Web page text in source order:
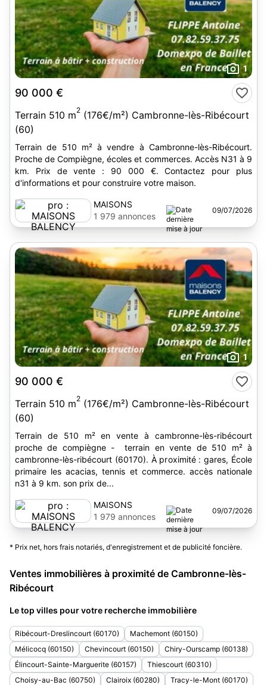
1
90 000 €
Terrain 510 m2 (176€/m²) Cambronne-lès-Ribécourt
(60)
Terrain de 510 m² à vendre à Cambronne-lès-Ribécourt.
Proche de Compiègne, écoles et commerces. Accès N31 à 9
km. Prix de vente : 90 000 €. Contactez pour plus
d'informations et pour construire votre maison.
MAISONS
BALENCY
1 979 annonces
09/07/2026
1
90 000 €
Terrain 510 m2 (176€/m²) Cambronne-lès-Ribécourt
(60)
Terrain de 510 m² en vente à cambronne-lès-ribécourt
proche de compiègne - terrain en vente de 510 m² à
cambronne-lès-ribécourt (60170). À proximité : gares, École
primaire les acacias, tennis et commerce. accès nationale
n31 à 9 km. son prix de...
MAISONS
BALENCY
1 979 annonces
09/07/2026
* Prix net, hors frais notariés, d'enregistrement et de publicité foncière.
Ventes immobilières à proximité de Cambronne-lès-
Ribécourt
Le top villes pour votre recherche immobilière
Ribécourt-Dreslincourt (60170)
Machemont (60150)
Mélicocq (60150)
Chevincourt (60150)
Chiry-Ourscamp (60138)
Élincourt-Sainte-Marguerite (60157)
Thiescourt (60310)
Choisy-au-Bac (60750)
Clairoix (60280)
Tracy-le-Mont (60170)